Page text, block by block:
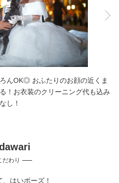
海での撮影
ペットと撮影
影
豊富なカラードレス
んOK◎ おふたりのお顔の近くま
！お衣装のクリーニング代も込み
し！
だわり
はいポーズ！